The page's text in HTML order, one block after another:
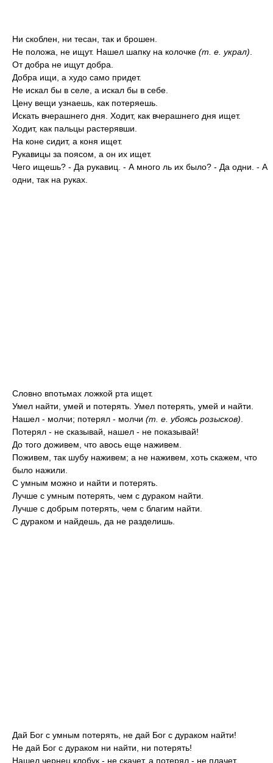
Ни скоблен, ни тесан, так и брошен.
Не положа, не ищут. Нашел шапку на колочке (т. е. украл)
От добра не ищут добра.
Добра ищи, а худо само придет.
Не искал бы в селе, а искал бы в себе.
Цену вещи узнаешь, как потеряешь.
Искать вчерашнего дня. Ходит, как вчерашнего дня ищет.
Ходит, как пальцы растерявши.
На коне сидит, а коня ищет.
Рукавицы за поясом, а он их ищет.
Чего ищешь? - Да рукавиц. - А много ль их было? - Да одни. - А
одни, так на руках.
Словно впотьмах ложкой рта ищет.
Умел найти, умей и потерять. Умел потерять, умей и найти.
Нашел - молчи; потерял - молчи (т. е. убоясь розысков)
Потерял - не сказывай, нашел - не показывай!
До того доживем, что авось еще наживем.
Поживем, так шубу наживем; а не наживем, хоть скажем, что
было нажили.
С умным можно и найти и потерять.
Лучше с умным потерять, чем с дураком найти.
Лучше с добрым потерять, чем с благим найти.
С дураком и найдешь, да не разделишь.
Дай Бог с умным потерять, не дай Бог с дураком найти!
Не дай Бог с дураком ни найти, ни потерять!
Нашел чернец клобук - не скачет, а потерял - не плачет.